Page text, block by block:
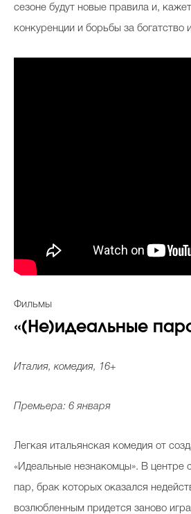
сезоне будут новые правила и,
конкуренции и борьбы за богатство
Фильмы
«(Не)идеальные
Италия, комедия, 16+
Премьера: 6 января
Легкая итальянская комедия от
«Идеальные незнакомцы». В центре
пар, брак которых оказался
возлюбленным придется заново